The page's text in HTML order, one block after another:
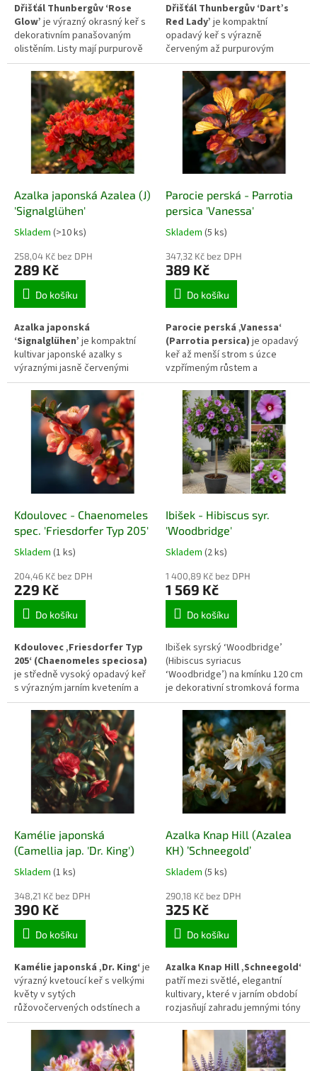
Dřišťál Thunbergův ‘Rose
Glow’ je výrazný okrasný keř s
dekorativním panašovaným
olistěním. Listy mají purpurově
červenou barvu s jemnými
růžovými a světlejšími skvrnami,
které vytvářejí zajímavý
barevný efekt po celou
vegetační sezónu. Díky
rozložitějšímu růstu a dobré
odolnosti se hodí do smíšených
výsadeb, živých plotů i jako
barevný solitér v zahradní
Dřišťál Thunbergův ‘Dart’s
Red Lady’ je kompaktní
opadavý keř s výrazně
červeným až purpurovým
olistěním, které zůstává
dekorativní po celou vegetační
sezónu. Díky hustému růstu a
dobré odolnosti vůči mrazu i
suchu patří mezi spolehlivé
okrasné keře vhodné do
menších zahrad, okrajů záhonů,
skupinových výsadeb i nízkých
živých plotů.
Azalka japonská Azalea (J)
'Signalglühen'
Skladem (>10 ks)
258,04 Kč bez DPH
289 Kč
Do košíku
Azalka japonská
‘Signalglühen’ je kompaktní
kultivar japonské azalky s
výraznými jasně červenými
květy. Kvete bohatě na jaře,
obvykle od května do začátku
června, a vytváří hustý nízký keř
s drobnými tmavě zelenými
listy. Díky kompaktnímu růstu a
dobré mrazuvzdornosti je
vhodná do skalek, vřesovišť,
skupinových výsadeb i nádob na
Parocie perská - Parrotia
persica 'Vanessa'
Skladem (5 ks)
347,32 Kč bez DPH
389 Kč
Do košíku
Parocie perská ‚Vanessa‘
(Parrotia persica) je opadavý
keř až menší strom s úzce
vzpřímeným růstem a
mimořádně výrazným
podzimním vybarvením listů.
Během roku působí klidně a
nenápadně, na podzim se však
listy zbarvují do směsi žlutých,
oranžových a červených tónů.
Díky odolnosti, pomalejšímu
růstu a stabilnímu habitu je
vhodná pro slunná stanoviště i
Kdoulovec - Chaenomeles
spec. 'Friesdorfer Typ 205'
Skladem (1 ks)
204,46 Kč bez DPH
229 Kč
Do košíku
Kdoulovec ‚Friesdorfer Typ
205‘ (Chaenomeles speciosa)
je středně vysoký opadavý keř
s výrazným jarním kvetením a
užitkovými plody. Na jaře, ještě
před rašením listů, rozkvétá
nápadnými červenooranžovými
květy, které patří k prvním
barevným akcentům zahrady.
Odrůda je ceněna také pro
velké aromatické plody vhodné
ke zpracování a patří mezi
osvědčené, dlouhodobě
Ibišek - Hibiscus syr.
'Woodbridge'
Skladem (2 ks)
1 400,89 Kč bez DPH
1 569 Kč
Do košíku
Ibišek syrský ‘Woodbridge’
(Hibiscus syriacus
‘Woodbridge’) na kmínku 120 cm
je dekorativní stromková forma
s pravidelnou korunou a
velkými, jednoduchými sytě
růžovými květy s výrazným
tmavě červeným středem.
Kvete v době, kdy už mnoho
keřů odkvétá – především od
července do září. Nejlépe
prospívá na teplém, slunném a
chráněném stanovišti v
propustné půdě.
Kamélie japonská
(Camellia jap. 'Dr. King')
Skladem (1 ks)
348,21 Kč bez DPH
390 Kč
Do košíku
Kamélie japonská ‚Dr. King‘je
výrazný kvetoucí keř s velkými
květy v sytých
růžovočervených odstínech a
kontrastními žlutými tyčinkami.
Kvete od konce zimy do jara a
patří mezi nejpůsobivější raně
kvetoucí kamélie. Díky lesklým
Azalka Knap Hill (Azalea
KH) ’Schneegold’
Skladem (5 ks)
290,18 Kč bez DPH
325 Kč
Do košíku
Azalka Knap Hill ‚Schneegold‘
patří mezi světlé, elegantní
kultivary, které v jarním období
rozjasňují zahradu jemnými tóny
bílé a krémové barvy. Díky
kombinaci světlých květů a
podzimního vybarvení listů
působí vyváženě po většinu